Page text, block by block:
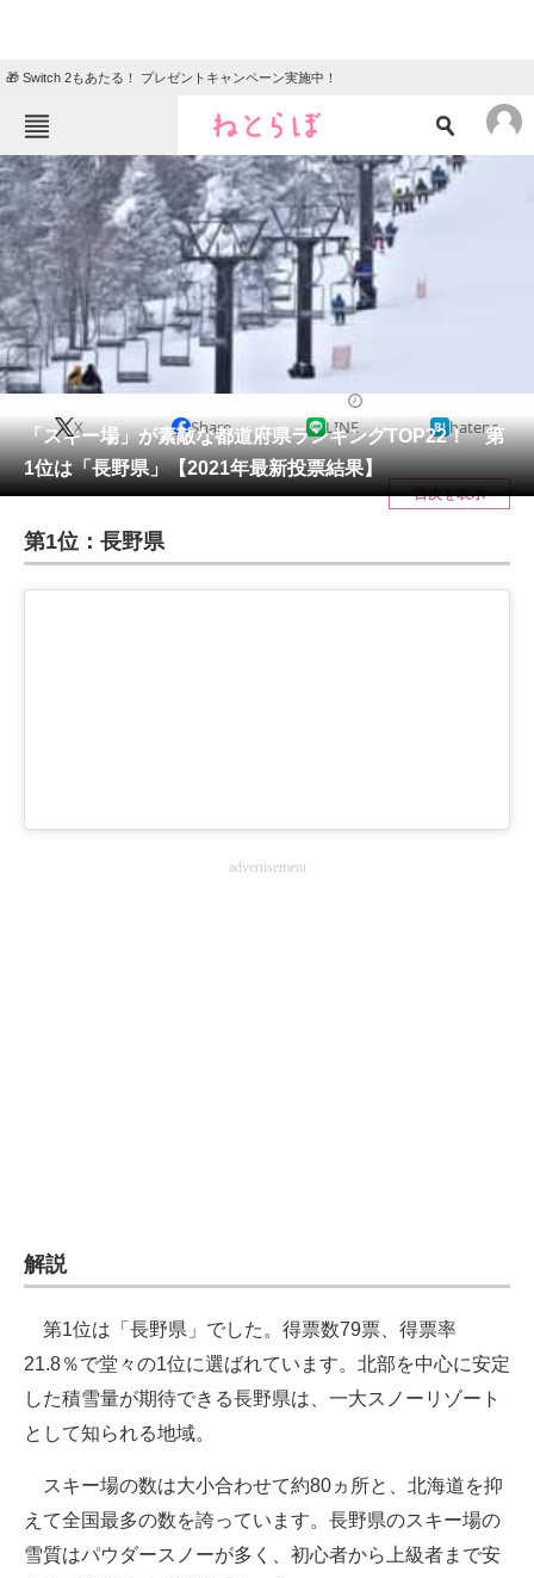
🎁 Switch 2もあたる！ プレゼントキャンペーン実施中！
ねとらぼメニュー
TOP ニュース
エンタメ クイズ
グルメ 地域
住まい
動物 リサーチ
会員記事
メディア
注目記事を集めた総合ページ
モノづくり技術者専門サイト
電子設計の基本と応用
エネルギーの専門メディア
ちょっと気になるネットの話題
「スキー場」が素敵な都道府県ランキングTOP22！ 第
1位は「長野県」【2021年最新投票結果】
X Share LINE hatena
目次を表示
第1位：長野県
advertisement
解説
第1位は「長野県」でした。得票数79票、得票率
21.8％で堂々の1位に選ばれています。北部を中心に安定
した積雪量が期待できる長野県は、一大スノーリゾート
として知られる地域。
スキー場の数は大小合わせて約80ヵ所と、北海道を抑
えて全国最多の数を誇っています。長野県のスキー場の
雪質はパウダースノーが多く、初心者から上級者まで安